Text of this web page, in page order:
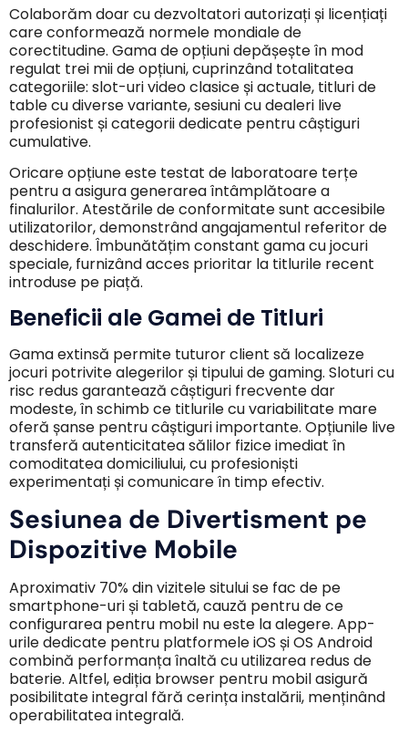
Colaborăm doar cu dezvoltatori autorizați și licențiați
care conformează normele mondiale de
corectitudine. Gama de opțiuni depășește în mod
regulat trei mii de opțiuni, cuprinzând totalitatea
categoriile: slot-uri video clasice și actuale, titluri de
table cu diverse variante, sesiuni cu dealeri live
profesionist și categorii dedicate pentru câștiguri
cumulative.
Oricare opțiune este testat de laboratoare terțe
pentru a asigura generarea întâmplătoare a
finalurilor. Atestările de conformitate sunt accesibile
utilizatorilor, demonstrând angajamentul referitor de
deschidere. Îmbunătățim constant gama cu jocuri
speciale, furnizând acces prioritar la titlurile recent
introduse pe piață.
Beneficii ale Gamei de Titluri
Gama extinsă permite tuturor client să localizeze
jocuri potrivite alegerilor și tipului de gaming. Sloturi cu
risc redus garantează câștiguri frecvente dar
modeste, în schimb ce titlurile cu variabilitate mare
oferă șanse pentru câștiguri importante. Opțiunile live
transferă autenticitatea sălilor fizice imediat în
comoditatea domiciliului, cu profesioniști
experimentați și comunicare în timp efectiv.
Sesiunea de Divertisment pe
Dispozitive Mobile
Aproximativ 70% din vizitele sitului se fac de pe
smartphone-uri și tabletă, cauză pentru de ce
configurarea pentru mobil nu este la alegere. App-
urile dedicate pentru platformele iOS și OS Android
combină performanța înaltă cu utilizarea redus de
baterie. Altfel, ediția browser pentru mobil asigură
posibilitate integral fără cerința instalării, menținând
operabilitatea integrală.